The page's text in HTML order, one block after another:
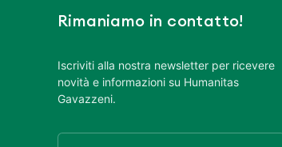
Rimaniamo in contatto!
Iscriviti alla nostra newsletter per ricevere
novità e informazioni su Humanitas
Gavazzeni.